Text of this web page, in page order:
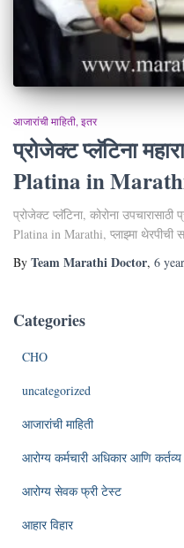
आजारांची माहिती इतर
प्रोजेक्ट प्लॅटिना
Platina in
प्रोजेक्ट प्लॅटिना, कोरोना
Platina in Marathi, प्लाझ्मा थेरपीची
By Team Marathi Doctor, 6
Categories
CHO
uncategorized
आजारांची माहिती
आरोग्य कर्मचारी अधिकार आणि कर्तव्य
आरोग्य सेवक फ्री टेस्ट
आहार विहार